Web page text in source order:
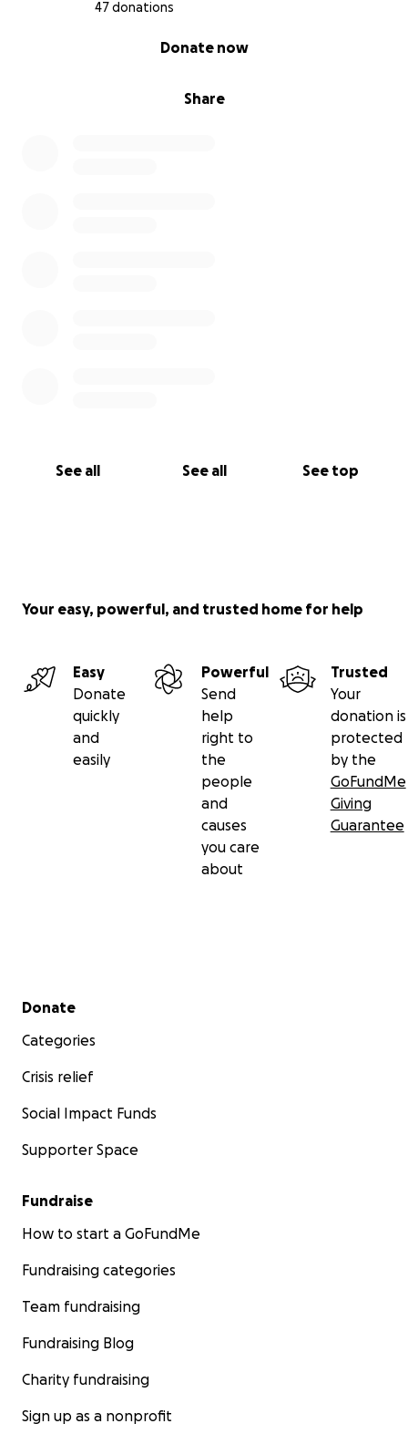
47 donations
Share
Donate now
See all See all See top
Your easy, powerful, and trusted home for help
Easy
Donate
quickly
and
easily
Powerful
Send
help
right to
the
people
and
causes
you care
about
Trusted
Your
donation is
protected
by the
GoFundMe
Giving
Guarantee
Secondary menu
Donate
Categories
Crisis relief
Social Impact Funds
Supporter Space
Fundraise
How to start a GoFundMe
Fundraising categories
Team fundraising
Fundraising Blog
Charity fundraising
Sign up as a nonprofit